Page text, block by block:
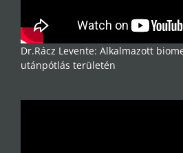
Dr.Rácz Levente: Alkalmazott
utánpótlás területén